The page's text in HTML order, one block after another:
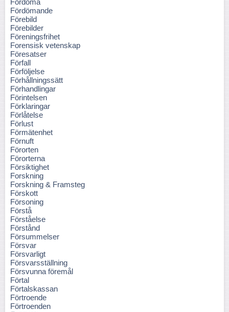
Fördöma
Fördömande
Förebild
Förebilder
Föreningsfrihet
Forensisk vetenskap
Föresatser
Förfall
Förföljelse
Förhållningssätt
Förhandlingar
Förintelsen
Förklaringar
Förlåtelse
Förlust
Förmätenhet
Förnuft
Förorten
Förorterna
Försiktighet
Forskning
Forskning & Framsteg
Förskott
Försoning
Förstå
Förståelse
Förstånd
Försummelser
Försvar
Försvarligt
Försvarsställning
Försvunna föremål
Förtal
Förtalskassan
Förtroende
Förtroenden